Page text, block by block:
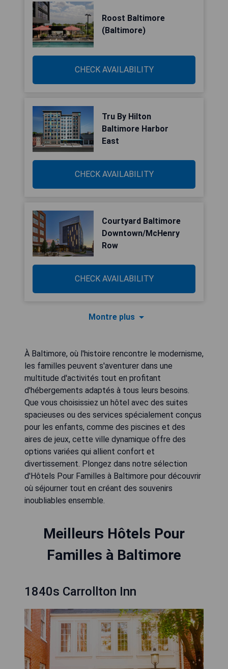
Roost Baltimore
(Baltimore)
CHECK AVAILABILITY
Tru By Hilton
Baltimore Harbor
East
CHECK AVAILABILITY
Courtyard Baltimore
Downtown/McHenry
Row
CHECK AVAILABILITY
Montre plus
À Baltimore, où l'histoire rencontre le modernisme,
les familles peuvent s'aventurer dans une
multitude d'activités tout en profitant
d'hébergements adaptés à tous leurs besoins.
Que vous choisissiez un hôtel avec des suites
spacieuses ou des services spécialement conçus
pour les enfants, comme des piscines et des
aires de jeux, cette ville dynamique offre des
options variées qui allient confort et
divertissement. Plongez dans notre sélection
d'Hôtels Pour Familles à Baltimore pour découvrir
où séjourner tout en créant des souvenirs
inoubliables ensemble.
Meilleurs Hôtels Pour
Familles à Baltimore
1840s Carrollton Inn